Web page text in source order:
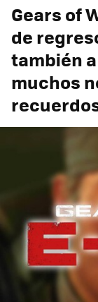
Gears of
de
también
muchos